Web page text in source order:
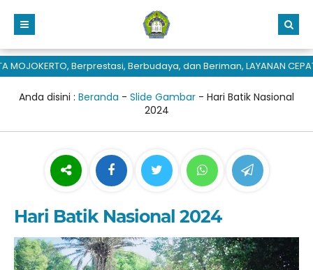
Berprestasi, Berbudaya, dan Beriman, LAYANAN CEPAT
Anda disini : Beranda - Slide Gambar - Hari Batik Nasional
2024
Hari Batik Nasional 2024